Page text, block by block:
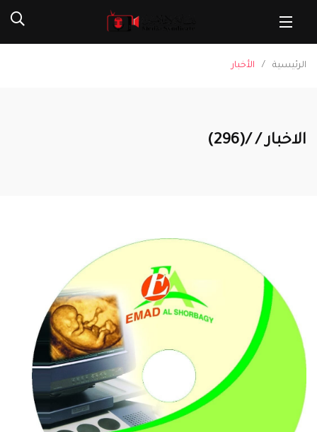
الرئيسية الأخبار
الاخبار / /(296)